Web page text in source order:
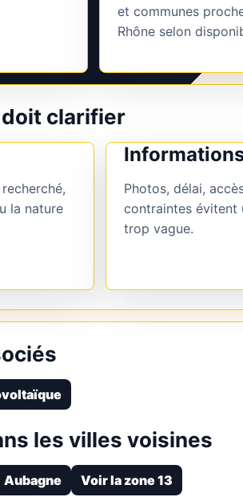
et communes
Rhône selon
doit clarifier
la nature
Photos, délai,
contraintes évitent
trop vague.
les villes voisines
Aubagne Voir la zone 13